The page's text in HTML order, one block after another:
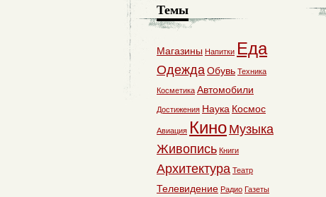
Темы
Магазины Напитки Еда
ОдеждаОбувь Техника
Косметика Автомобили
Достижения Наука Космос
Авиация Кино Музыка
Живопись Книги
Архитектура Театр
Телевидение Радио Газеты